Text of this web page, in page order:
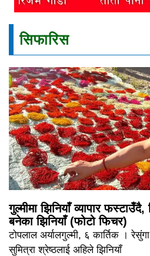
सिफारिस
गुल्मीमा झिनियाँ व्यापार
बनेका झिनियाँ (फोटो फिचर)
टोपलाल अर्यालगुल्मी, ६ कार्तिक ।
सुमित्रा श्रेष्ठलाई अहिले झिनियाँ